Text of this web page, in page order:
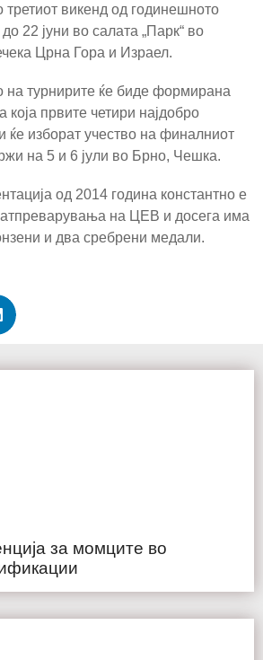
третиот викенд од годинешното
22 јуни во салата „Парк“ во
Црна Гора и Израел.
на турнирите ќе биде формирана
која првите четири најдобро
ќе изборат учество на финалниот
на 5 и 6 јули во Брно, Чешка.
од 2014 година константно е
на ЦЕВ и досега има
и два сребрени медали.
за момците во